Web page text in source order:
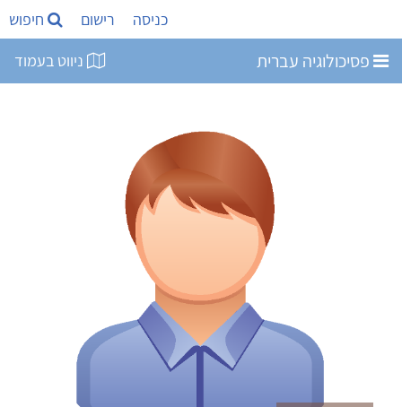
כניסה רישום חיפוש
פסיכולוגיה עברית ניווט בעמוד